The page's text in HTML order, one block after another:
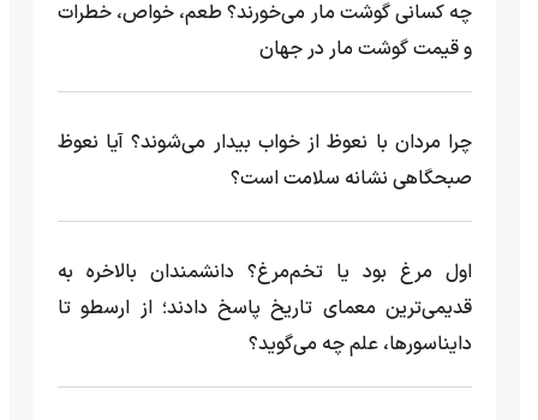
چه کسانی گوشت مار می‌خورند؟ طعم، خواص، خطرات
و قیمت گوشت مار در جهان
چرا مردان با نعوظ از خواب بیدار می‌شوند؟ آیا نعوظ
صبحگاهی نشانه سلامت است؟
اول مرغ بود یا تخم‌مرغ؟ دانشمندان بالاخره به
قدیمی‌ترین معمای تاریخ پاسخ دادند؛ از ارسطو تا
دایناسورها، علم چه می‌گوید؟